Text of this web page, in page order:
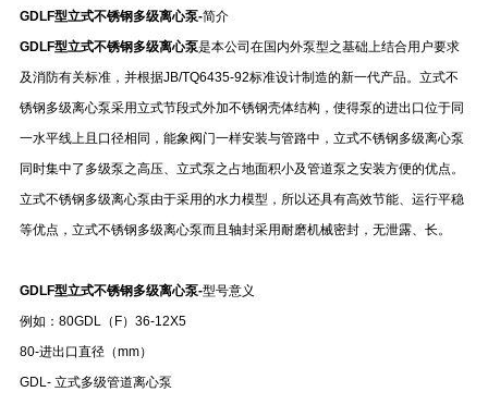
GDLF型立式不锈钢多级离心泵-简介
GDLF型立式不锈钢多级离心泵是本公司在国内外泵型之基础上结合用户要求
及消防有关标准，并根据JB/TQ6435-92标准设计制造的新一代产品。立式不
锈钢多级离心泵采用立式节段式外加不锈钢壳体结构，使得泵的进出口位于同
一水平线上且口径相同，能象阀门一样安装与管路中，立式不锈钢多级离心泵
同时集中了多级泵之高压、立式泵之占地面积小及管道泵之安装方便的优点。
立式不锈钢多级离心泵由于采用的水力模型，所以还具有高效节能、运行平稳
等优点，立式不锈钢多级离心泵而且轴封采用耐磨机械密封，无泄露、长。
GDLF型立式不锈钢多级离心泵-型号意义
例如：80GDL（F）36-12X5
80-进出口直径（mm）
GDL- 立式多级管道离心泵